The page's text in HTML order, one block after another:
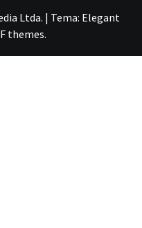
Ltda. | Tema: Elegant
themes.